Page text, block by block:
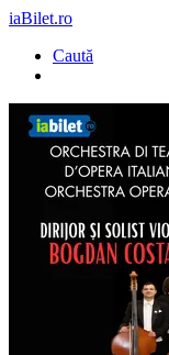
iaBilet.ro
Caută